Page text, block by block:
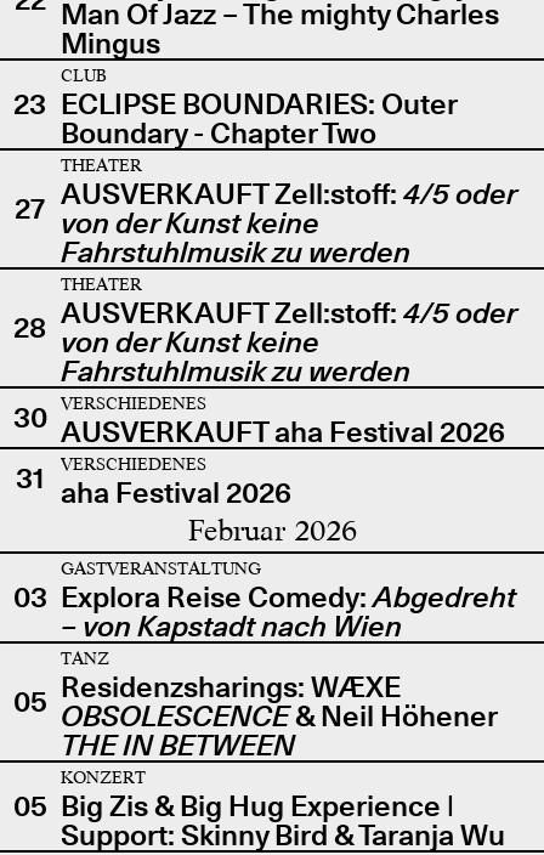
Man Of Jazz – The mighty Charles
Mingus
23
CLUB
ECLIPSE BOUNDARIES: Outer
Boundary - Chapter Two
27
THEATER
AUSVERKAUFT Zell:stoff: 4/5 oder
von der Kunst keine
Fahrstuhlmusik zu werden
28
THEATER
AUSVERKAUFT Zell:stoff: 4/5 oder
von der Kunst keine
Fahrstuhlmusik zu werden
30
VERSCHIEDENES
AUSVERKAUFT aha Festival 2026
31
VERSCHIEDENES
aha Festival 2026
Februar 2026
03
GASTVERANSTALTUNG
Explora Reise Comedy:Abgedreht
– von Kapstadt nach Wien
05
TANZ
Residenzsharings: WÆXE
OBSOLESCENCE& Neil Höhener
THE IN BETWEEN
05
KONZERT
Big Zis & Big Hug Experience |
Support: Skinny Bird & Taranja Wu